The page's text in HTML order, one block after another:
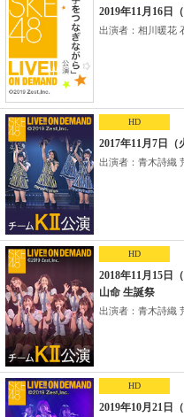
2019年11月16日
出演者：相川暖花
HD
2017年11月7日
出演者：青木詩織
HD
2018年11月15日
山命 生誕祭
出演者：青木詩織
HD
2019年10月21日